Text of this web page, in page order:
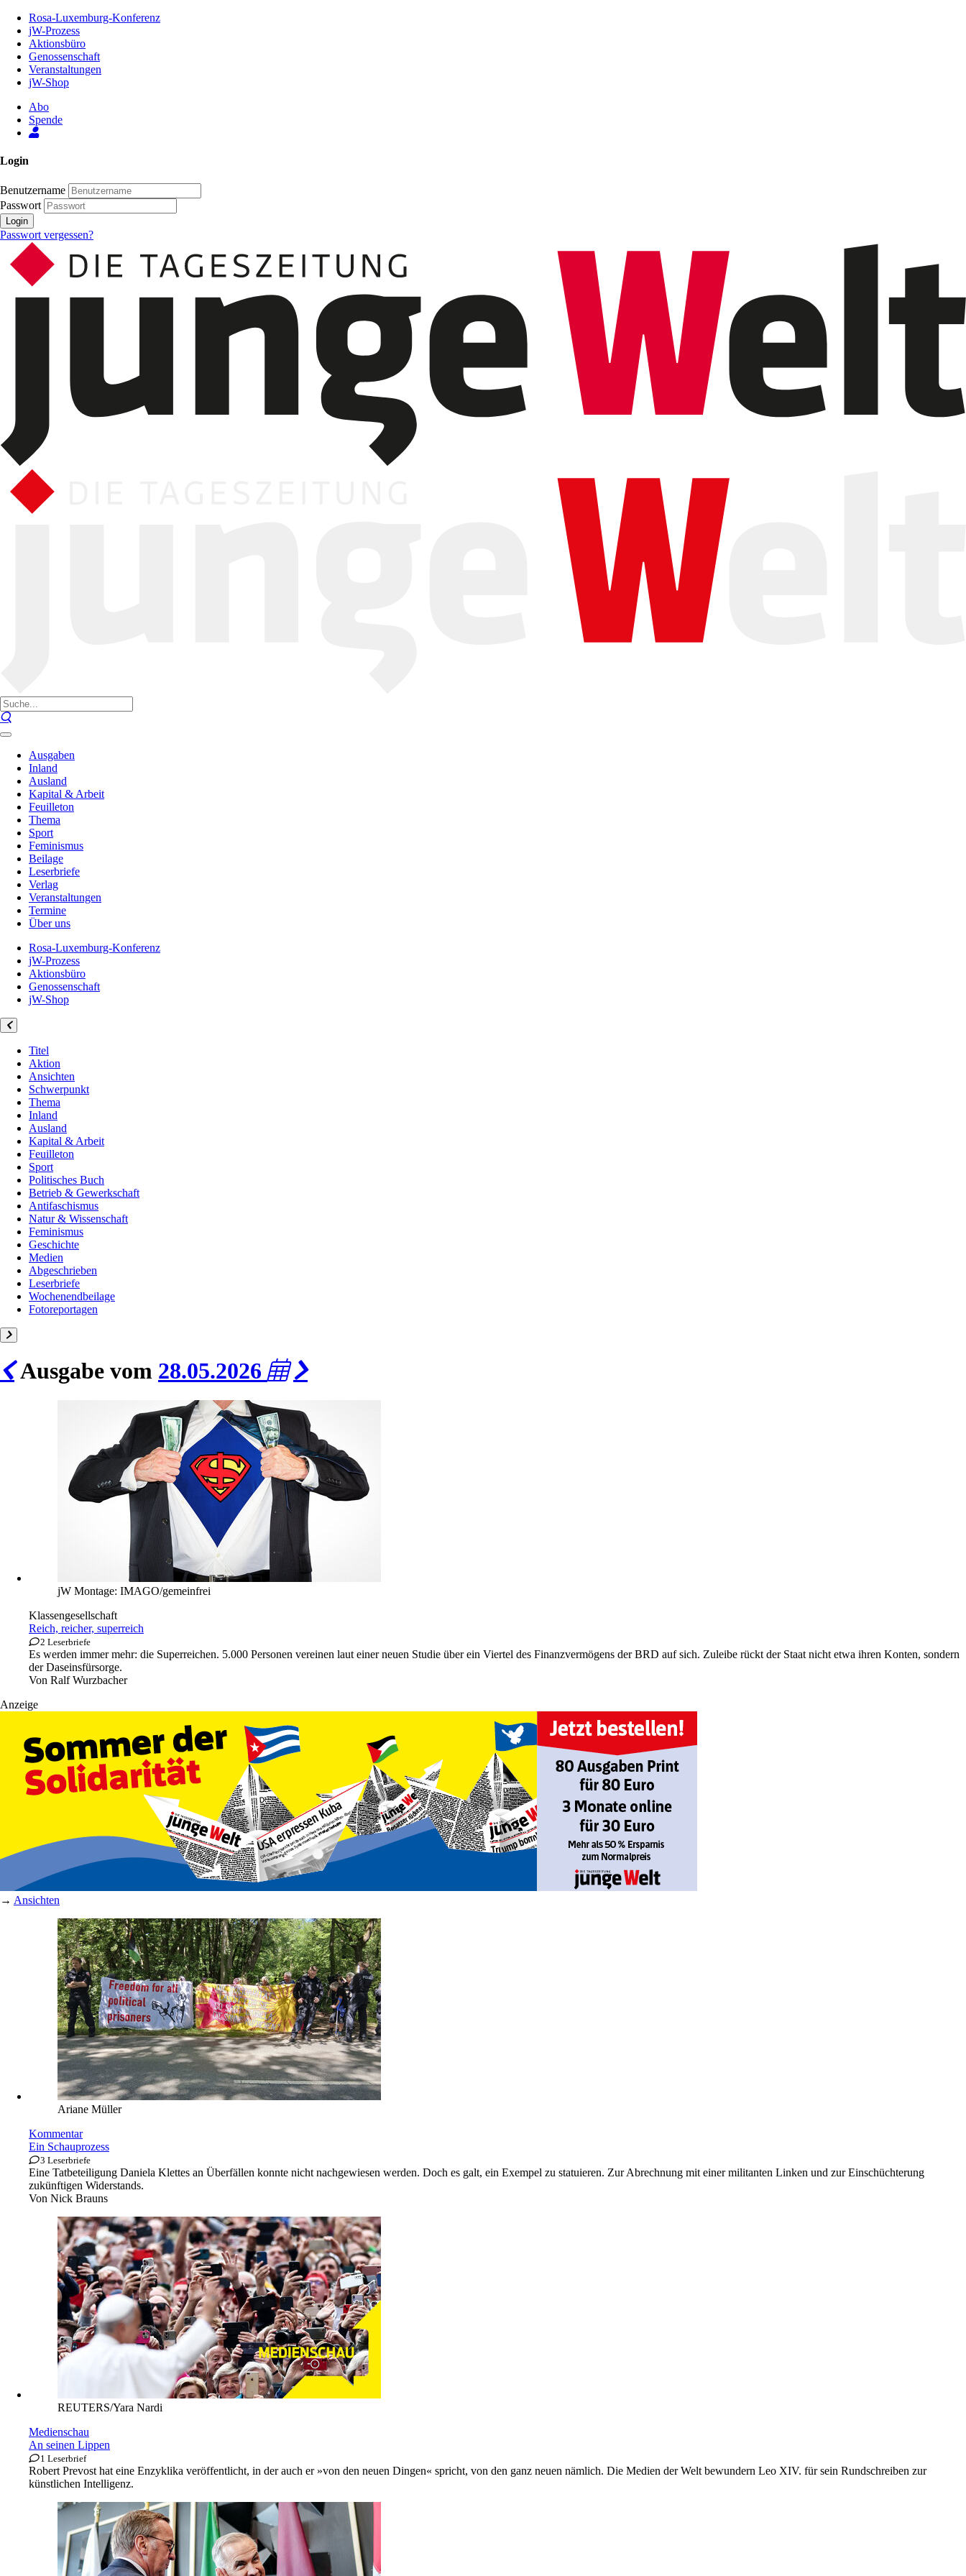
Inhalt
Seite
Rosa-Luxemburg-Konferenz
jW-Prozess
Aktionsbüro
Genossenschaft
Veranstaltungen
jW-Shop
Abo
Spende
Login
Benutzername
Passwort
Login
Passwort vergessen?
Ausgaben
Inland
Ausland
Kapital & Arbeit
Feuilleton
Thema
Sport
Feminismus
Beilage
Leserbriefe
Verlag
Veranstaltungen
Termine
Über uns
Rosa-Luxemburg-Konferenz
jW-Prozess
Aktionsbüro
Genossenschaft
jW-Shop
Titel
Aktion
Ansichten
Schwerpunkt
Thema
Inland
Ausland
Kapital & Arbeit
Feuilleton
Sport
Politisches Buch
Betrieb & Gewerkschaft
Antifaschismus
Natur & Wissenschaft
Feminismus
Geschichte
Medien
Abgeschrieben
Leserbriefe
Wochenendbeilage
Fotoreportagen
Ausgabe vom 28.05.2026
jW Montage: IMAGO/gemeinfrei
Klassengesellschaft
Reich, reicher, superreich
2 Leserbriefe
Es werden immer mehr: die Superreichen. 5.000 Personen vereinen laut einer neuen Studie über ein Viertel des Finanzvermögens der BRD auf sich. Zuleibe rückt der Staat nicht etwa ihren Konten, sondern
der Daseinsfürsorge.
Von Ralf Wurzbacher
Anzeige
→ Ansichten
Ariane Müller
Kommentar
Ein Schauprozess
3 Leserbriefe
Eine Tatbeteiligung Daniela Klettes an Überfällen konnte nicht nachgewiesen werden. Doch es galt, ein Exempel zu statuieren. Zur Abrechnung mit einer militanten Linken und zur Einschüchterung
zukünftigen Widerstands.
Von Nick Brauns
REUTERS/Yara Nardi
Medienschau
An seinen Lippen
1 Leserbrief
Robert Prevost hat eine Enzyklika veröffentlicht, in der auch er »von den neuen Dingen« spricht, von den ganz neuen nämlich. Die Medien der Welt bewundern Leo XIV. für sein Rundschreiben zur
künstlichen Intelligenz.